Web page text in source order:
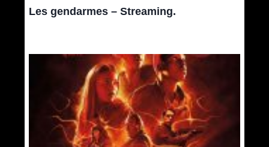
Les gendarmes – Streaming.